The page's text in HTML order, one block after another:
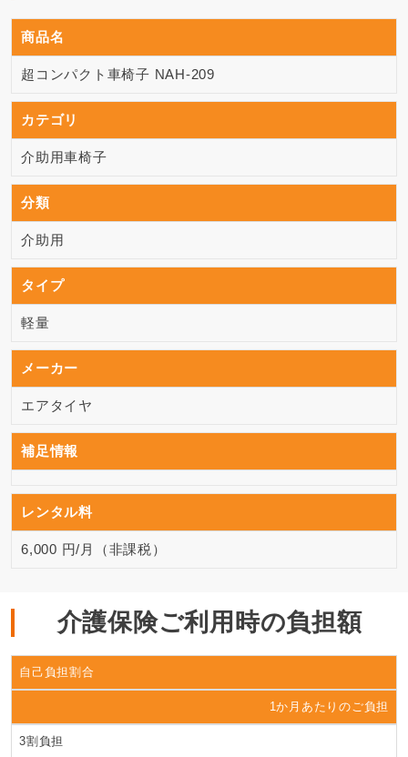
商品名
超コンパクト車椅子 NAH-209
カテゴリ
介助用車椅子
分類
介助用
タイプ
軽量
メーカー
エアタイヤ
補足情報
レンタル料
6,000 円/月（非課税）
介護保険ご利用時の負担額
自己負担割合
1か月あたりのご負担
3割負担